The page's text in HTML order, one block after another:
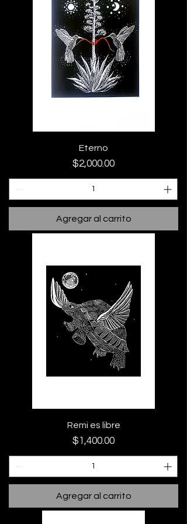
Eterno
Precio
$2,000.00
Agregar al carrito
Remi es libre
Precio
$1,400.00
Agregar al carrito